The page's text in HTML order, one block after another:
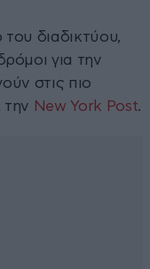
διαδικτύου,
για την
στις πιο
την New York Post.